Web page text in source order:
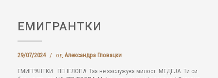
ЕМИГРАНТКИ
29/07/2024 / од Александра Гловацки
ЕМИГРАНТКИ ПЕНЕЛОПА: Таа не заслужува милост. МЕДЕЈА: Ти си